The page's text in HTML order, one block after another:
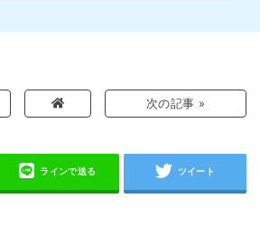
次の記事 »